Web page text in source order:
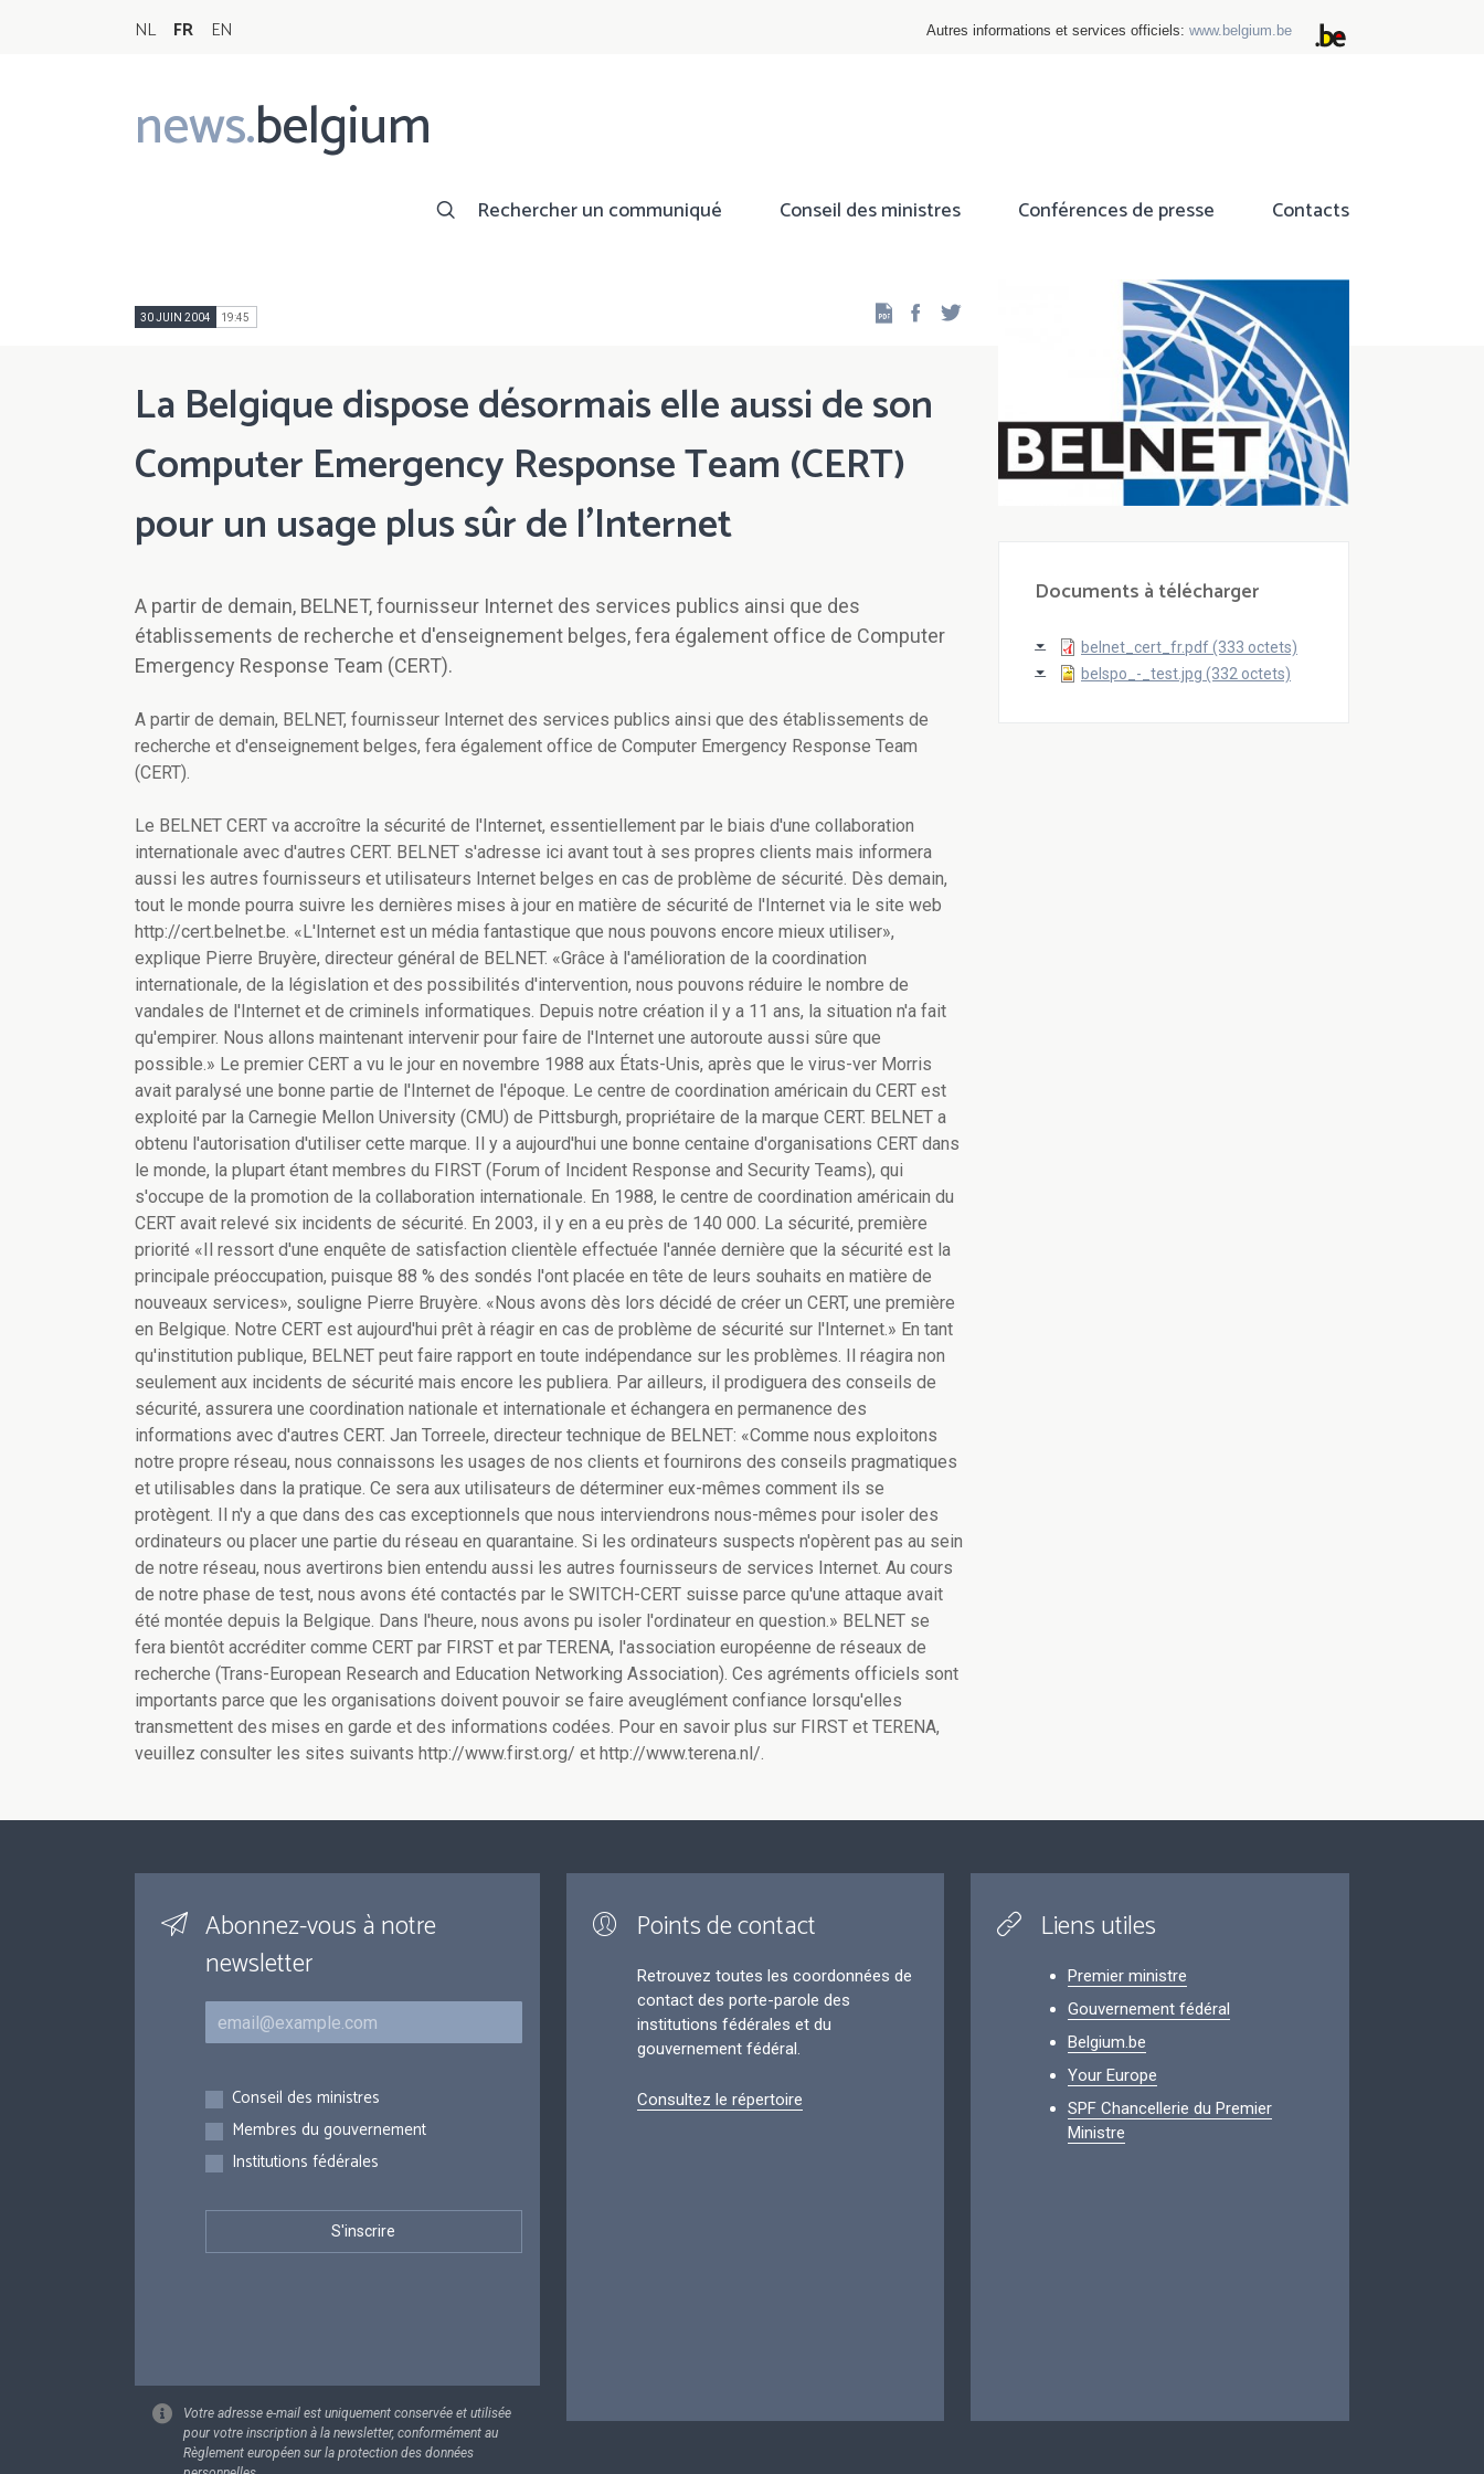
NL FR EN Autres informations et services officiels: www.belgium.be
news.belgium
Main
navigation
Rechercher un communiqué Conseil des ministres Conférences de presse Contacts
30 JUIN 2004 19:45 Facebook
La Belgique dispose désormais elle aussi de son
Computer Emergency Response Team (CERT)
pour un usage plus sûr de l'Internet
A partir de demain, BELNET, fournisseur Internet des services publics ainsi que des
établissements de recherche et d'enseignement belges, fera également office de Computer
Emergency Response Team (CERT).
A partir de demain, BELNET, fournisseur Internet des services publics ainsi que des établissements de
recherche et d'enseignement belges, fera également office de Computer Emergency Response Team
(CERT).
Le BELNET CERT va accroître la sécurité de l'Internet, essentiellement par le biais d'une collaboration
internationale avec d'autres CERT. BELNET s'adresse ici avant tout à ses propres clients mais informera
aussi les autres fournisseurs et utilisateurs Internet belges en cas de problème de sécurité. Dès demain,
tout le monde pourra suivre les dernières mises à jour en matière de sécurité de l'Internet via le site web
http://cert.belnet.be. «L'Internet est un média fantastique que nous pouvons encore mieux utiliser»,
explique Pierre Bruyère, directeur général de BELNET. «Grâce à l'amélioration de la coordination
internationale, de la législation et des possibilités d'intervention, nous pouvons réduire le nombre de
vandales de l'Internet et de criminels informatiques. Depuis notre création il y a 11 ans, la situation n'a fait
qu'empirer. Nous allons maintenant intervenir pour faire de l'Internet une autoroute aussi sûre que
possible.» Le premier CERT a vu le jour en novembre 1988 aux États-Unis, après que le virus-ver Morris
avait paralysé une bonne partie de l'Internet de l'époque. Le centre de coordination américain du CERT est
exploité par la Carnegie Mellon University (CMU) de Pittsburgh, propriétaire de la marque CERT. BELNET a
obtenu l'autorisation d'utiliser cette marque. Il y a aujourd'hui une bonne centaine d'organisations CERT dans
le monde, la plupart étant membres du FIRST (Forum of Incident Response and Security Teams), qui
s'occupe de la promotion de la collaboration internationale. En 1988, le centre de coordination américain du
CERT avait relevé six incidents de sécurité. En 2003, il y en a eu près de 140 000. La sécurité, première
priorité «Il ressort d'une enquête de satisfaction clientèle effectuée l'année dernière que la sécurité est la
principale préoccupation, puisque 88 % des sondés l'ont placée en tête de leurs souhaits en matière de
nouveaux services», souligne Pierre Bruyère. «Nous avons dès lors décidé de créer un CERT, une première
en Belgique. Notre CERT est aujourd'hui prêt à réagir en cas de problème de sécurité sur l'Internet.» En tant
qu'institution publique, BELNET peut faire rapport en toute indépendance sur les problèmes. Il réagira non
seulement aux incidents de sécurité mais encore les publiera. Par ailleurs, il prodiguera des conseils de
sécurité, assurera une coordination nationale et internationale et échangera en permanence des
informations avec d'autres CERT. Jan Torreele, directeur technique de BELNET: «Comme nous exploitons
notre propre réseau, nous connaissons les usages de nos clients et fournirons des conseils pragmatiques
et utilisables dans la pratique. Ce sera aux utilisateurs de déterminer eux-mêmes comment ils se
protègent. Il n'y a que dans des cas exceptionnels que nous interviendrons nous-mêmes pour isoler des
ordinateurs ou placer une partie du réseau en quarantaine. Si les ordinateurs suspects n'opèrent pas au sein
de notre réseau, nous avertirons bien entendu aussi les autres fournisseurs de services Internet. Au cours
de notre phase de test, nous avons été contactés par le SWITCH-CERT suisse parce qu'une attaque avait
été montée depuis la Belgique. Dans l'heure, nous avons pu isoler l'ordinateur en question.» BELNET se
fera bientôt accréditer comme CERT par FIRST et par TERENA, l'association européenne de réseaux de
recherche (Trans-European Research and Education Networking Association). Ces agréments officiels sont
importants parce que les organisations doivent pouvoir se faire aveuglément confiance lorsqu'elles
transmettent des mises en garde et des informations codées. Pour en savoir plus sur FIRST et TERENA,
veuillez consulter les sites suivants http://www.first.org/ et http://www.terena.nl/.
Documents à télécharger
belnet_cert_fr.pdf (333 octets)
belspo_-_test.jpg (332 octets)
Abonnez-vous à notre
newsletter
Courriel
Inscriptions
Conseil des ministres
Membres du gouvernement
Institutions fédérales
Votre adresse e-mail est uniquement conservée et utilisée
pour votre inscription à la newsletter, conformément au
Règlement européen sur la protection des données
Points de contact
Retrouvez toutes les coordonnées de
contact des porte-parole des
institutions fédérales et du
gouvernement fédéral.
Consultez le répertoire
Liens utiles
Premier ministre
Gouvernement fédéral
Belgium.be
Your Europe
SPF Chancellerie du Premier
Ministre